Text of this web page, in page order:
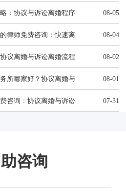
：协议与诉讼离婚程序 08-05
律师免费咨询：快速离 08-04
议离婚与诉讼离婚流程 08-02
所哪家好？协议离婚与 08-01
咨询：协议离婚与诉讼 07-31
咨询